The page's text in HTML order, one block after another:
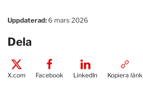
Uppdaterad:6 mars 2026
Dela
X.com Facebook LinkedIn Kopiera länk